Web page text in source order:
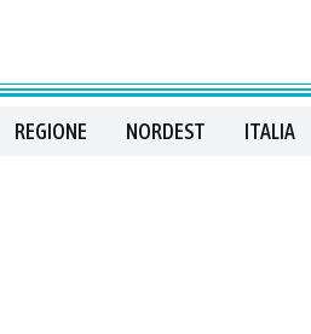
REGIONE NORDEST ITALIA